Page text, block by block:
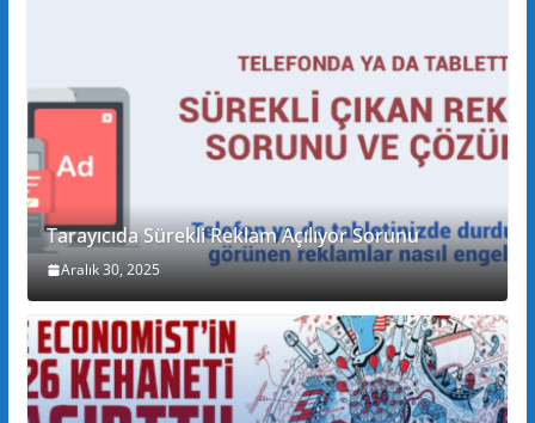
Tarayıcıda Sürekli Reklam Açılıyor Sorunu
Aralık 30, 2025